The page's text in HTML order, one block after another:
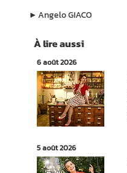
Angelo GIACO
▶︎
À lire aussi
6 août 2026
5 août 2026